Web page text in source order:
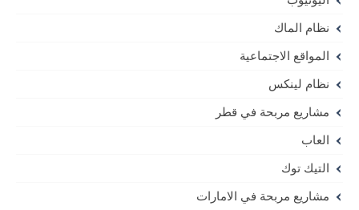
نظام الماك
المواقع الاجتماعية
نظام لينكس
مشاريع مربحة في قطر
العاب
التيك توك
مشاريع مربحة في الامارات